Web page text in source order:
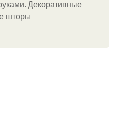
Декоративные
шторы